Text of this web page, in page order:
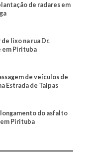
de radares em
lixo na rua Dr.
em Pirituba
de veículos de
Estrada de Taipas
do asfalto
em Pirituba